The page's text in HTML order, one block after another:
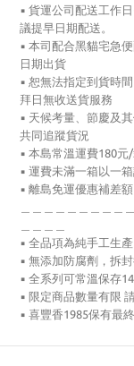
▪ 貨運公司配送工作
議提早日期配送。
▪ 本司配合黑貓宅急
日期出貨
▪ 恕無法指定到貨時
拜日無收送貨服務
▪ 天候考量、節慶及
共同追蹤貨況
▪ 本島常溫運費180元
▪ 運費未滿一箱以一
▪ 離島免運優惠補差
▪ 全品項為純手工生產
▪ 無添加防腐劑，拆
▪ 全系列可常溫保存
▪ 限定商品數量有限
▪ 喜豐香1985保有最